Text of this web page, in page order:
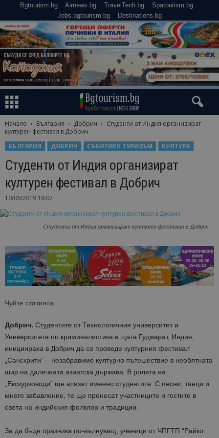
Bgtourism.bg Airnews.bg TravelTech.bg
Spatourism.bg
Jobs.bgtourism.bg
Destinations.bg
Начало България Добрич
Студенти от Индия организират
културен фестивал в Добрич
БЪЛГАРИЯ
ДОБРИЧ СЪБИТИЕН ТУРИЗЪМ КУЛТУРА
Студенти от Индия организират
културен фестивал в Добрич
10/06/2019 18:07
Студенти от Индия организират културен фестивал в Добрич
Чуйте статията:
Добрич. Студентите от Технологичния университет и
Университета по криминалистика в щата Гуджарат, Индия,
инициираха в Добрич да се проведе културния фестивал
„Санскрити” – незабравимо културно пътешествие в необятната
шир на далечната азиатска държава. В ролята на
„Екскурзоводи” ще влязат именно студентите. С песни, танци и
много забавление, те ще пренесат участниците и гостите в
света на индийския фолклор и традиции.
За да бъде празника по-вълнуващ, ученици от ЧПГТП “Райко